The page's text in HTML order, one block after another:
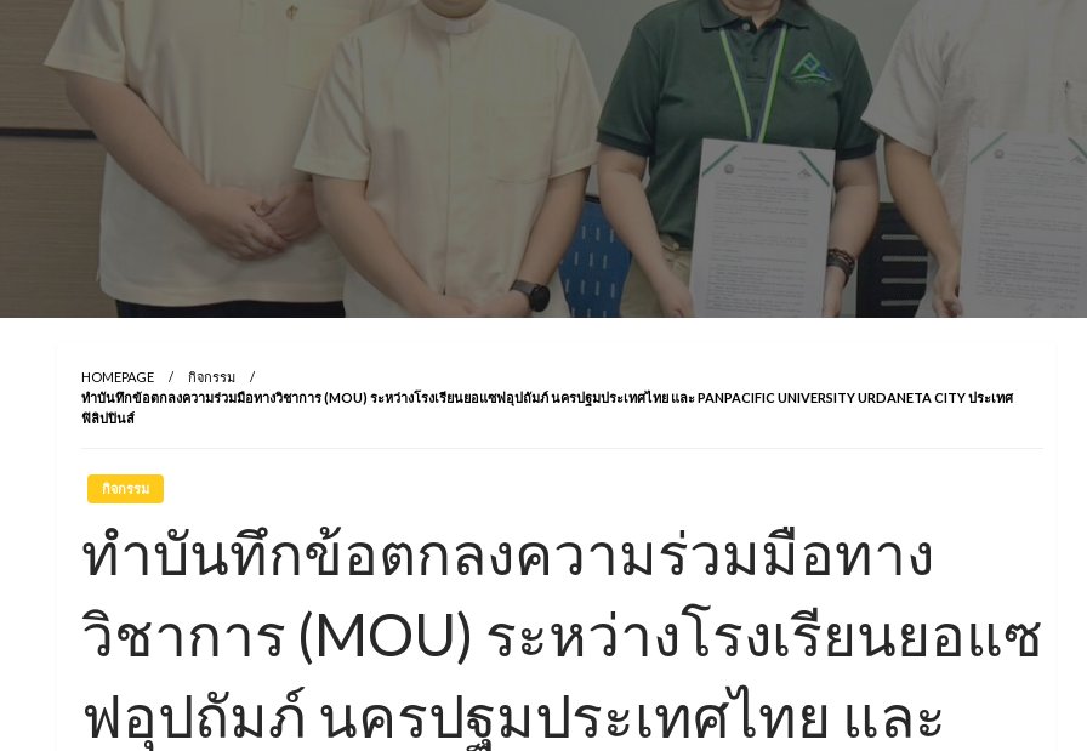
HOMEPAGE
กิจกรรม
ทำบันทึกข้อตกลงความร่วมมือทางวิชาการ (MOU) ระหว่างโรงเรียนยอแซฟอุปถัมภ์ นครปฐมประเทศไทย และ PANPACIFIC UNIVERSITY URDANETA CITY ประเทศ
ฟิลิปปินส์
กิจกรรม
ทำบันทึกข้อตกลงความร่วมมือทาง
วิชาการ (MOU) ระหว่างโรงเรียนยอแซ
ฟอุปถัมภ์ นครปฐมประเทศไทย และ